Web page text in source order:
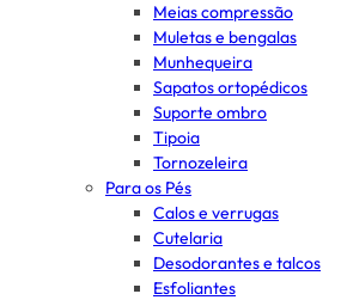
Meias compressão
Muletas e bengalas
Munhequeira
Sapatos ortopédicos
Suporte ombro
Tipoia
Tornozeleira
Para os Pés
Calos e verrugas
Cutelaria
Desodorantes e talcos
Esfoliantes